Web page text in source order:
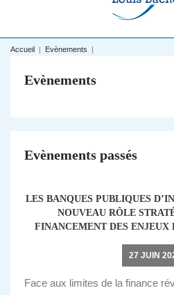
Accueil | Evènements |
Evènements
Evènements passés
LES BANQUES PUBLIQUES
NOUVEAU RÔLE
FINANCEMENT DES ENJEUX
27 JUIN
Face aux limites de la finance